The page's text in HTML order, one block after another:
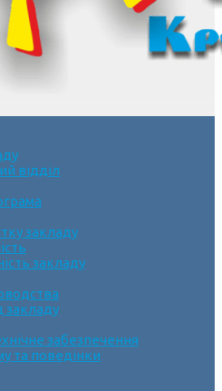
відділ
закладу
закладу
закладу
забезпечення
та поведінки